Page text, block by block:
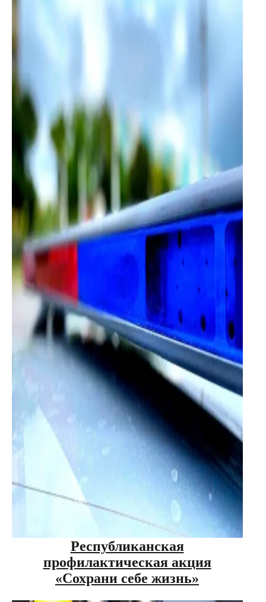
Республиканская
профилактическая акция
«Сохрани себе жизнь»